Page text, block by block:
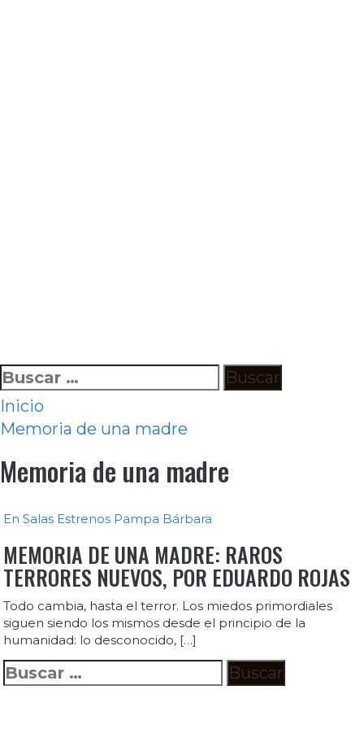
Ir
al
contenido
Buscar:
Inicio
Memoria de una madre
Memoria de una madre
En Salas Estrenos Pampa Bárbara
MEMORIA DE UNA MADRE: RAROS
TERRORES NUEVOS, POR EDUARDO ROJAS
Todo cambia, hasta el terror. Los miedos primordiales
siguen siendo los mismos desde el principio de la
humanidad: lo desconocido, […]
Buscar: